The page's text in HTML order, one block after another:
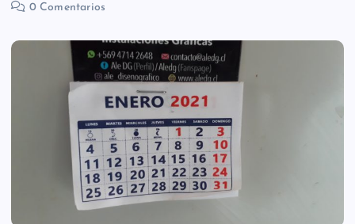
0 Comentarios